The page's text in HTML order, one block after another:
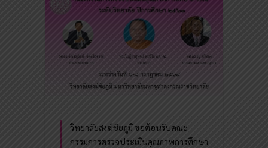
วิทยาลัยสงฆ์ชัยภูมิ ขอต้อนรับคณะ
กรรมการตรวจประเมินคุณภาพการศึกษา